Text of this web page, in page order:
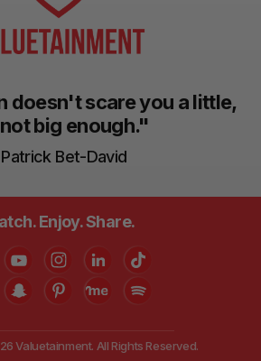
doesn't scare you a little,
big enough."
Bet-David
Enjoy. Share.
Valuetainment. All Rights Reserved.